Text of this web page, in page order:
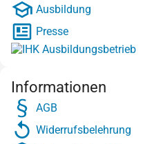
Ausbildung
Presse
Informationen
AGB
Widerrufsbelehrung